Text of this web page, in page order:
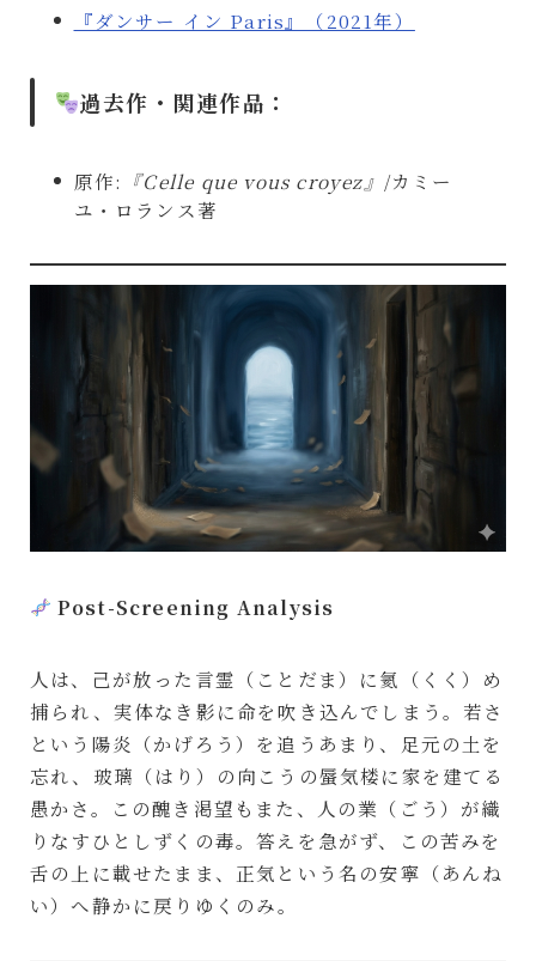
『ダンサー イン Paris』（2021年）
過去作・関連作品：
原作: 『Celle que vous croyez 』 /カミー
ユ・ロランス著
Post-Screening Analysis
人は、己が放った言霊（ことだま）に氦（くく）め
捕られ、実体なき影に命を吹き込んでしまう。若さ
という陽炎（かげろう）を追うあまり、足元の土を
忘れ、玻璃（はり）の向こうの蜃気楼に家を建てる
愚かさ。この醜き渇望もまた、人の業（ごう）が織
りなすひとしずくの毒。答えを急がず、この苦みを
舌の上に載せたまま、正気という名の安寧（あんね
い）へ静かに戻りゆくのみ。